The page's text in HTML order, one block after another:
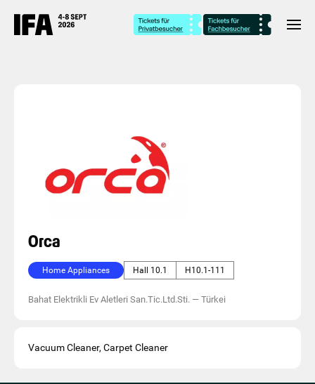
Orca
Home Appliances Hall 10.1 H10.1-111
Bahat Elektrikli Ev Aletleri San.Tic.Ltd.Sti. — Türkei
Vacuum Cleaner, Carpet Cleaner